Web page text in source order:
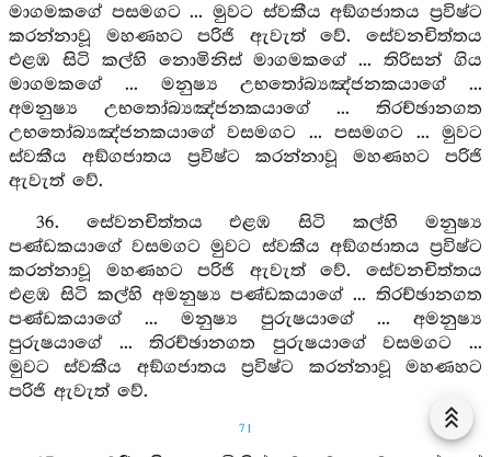
මාගමකගේ පසමගට ... මුවට ස්වකීය අඞ්ගජාතය ප්‍රවිෂ්ට
කරන්නාවූ මහණහට පරිජි ඇවැත් වේ. සේවනචිත්තය
එළඹ සිටි කල්හි නොමිනිස් මාගමකගේ ... තිරිසන් ගිය
මාගමකගේ ... මනුෂ්‍ය උභතෝබ්‍යඤ්ජනකයාගේ ...
අමනුෂ්‍ය උභතෝබ්‍යඤ්ජනකයාගේ ... තිරච්ඡානගත
උභතෝබ්‍යඤ්ජනකයාගේ වසමගට ... පසමගට ... මුවට
ස්වකීය අඞ්ගජාතය ප්‍රවිෂ්ට කරන්නාවූ මහණහට පරිජි
ඇවැත් වේ.
36. සේවනචිත්තය එළඹ සිටි කල්හි මනුෂ්‍ය
පණ්ඩකයාගේ වසමගට මුවට ස්වකීය අඞ්ගජාතය ප්‍රවිෂ්ට
කරන්නාවූ මහණහට පරිජි ඇවැත් වේ. සේවනචිත්තය
එළඹ සිටි කල්හි අමනුෂ්‍ය පණ්ඩකයාගේ ... තිරච්ඡානගත
පණ්ඩකයාගේ ... මනුෂ්‍ය පුරුෂයාගේ ... අමනුෂ්‍ය
පුරුෂයාගේ ... තිරච්ඡානගත පුරුෂයාගේ වසමගට ...
මුවට ස්වකීය අඞ්ගජාතය ප්‍රවිෂ්ට කරන්නාවූ මහණහට
පරිජි ඇවැත් වේ.
71